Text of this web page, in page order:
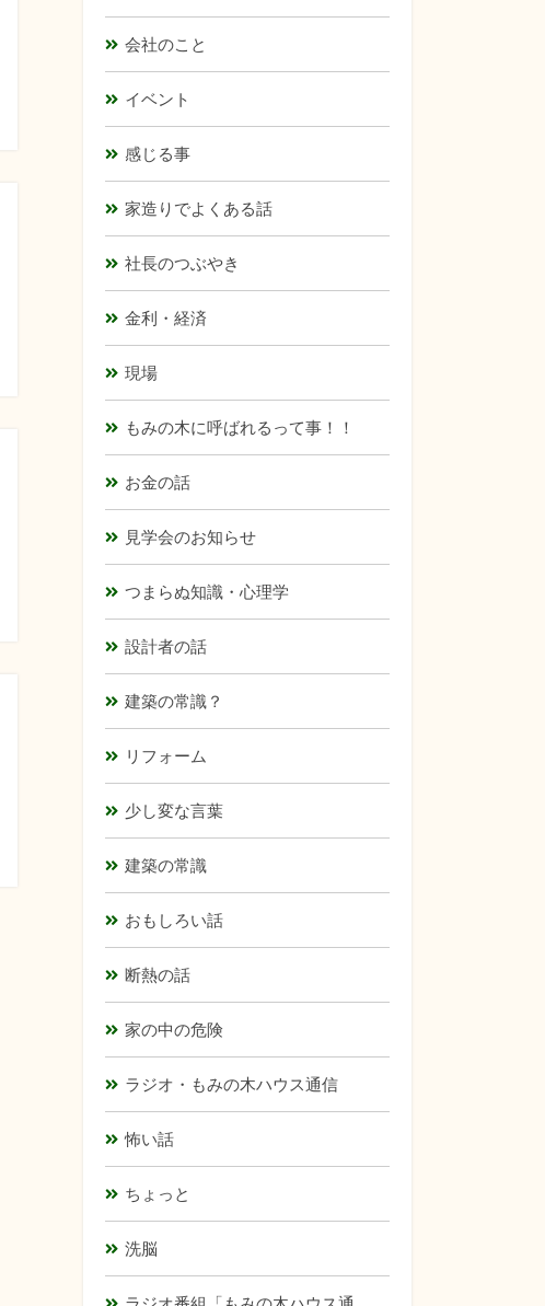
会社のこと
イベント
感じる事
家造りでよくある話
社長のつぶやき
金利・経済
現場
もみの木に呼ばれるって事！！
お金の話
見学会のお知らせ
つまらぬ知識・心理学
設計者の話
建築の常識？
リフォーム
少し変な言葉
建築の常識
おもしろい話
断熱の話
家の中の危険
ラジオ・もみの木ハウス通信
怖い話
ちょっと
洗脳